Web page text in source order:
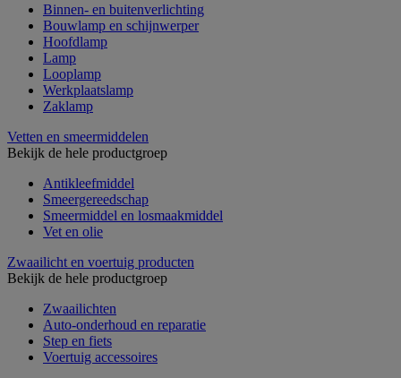
Binnen- en buitenverlichting
Bouwlamp en schijnwerper
Hoofdlamp
Lamp
Looplamp
Werkplaatslamp
Zaklamp
Vetten en smeermiddelen
Bekijk de hele productgroep
Antikleefmiddel
Smeergereedschap
Smeermiddel en losmaakmiddel
Vet en olie
Zwaailicht en voertuig producten
Bekijk de hele productgroep
Zwaailichten
Auto-onderhoud en reparatie
Step en fiets
Voertuig accessoires